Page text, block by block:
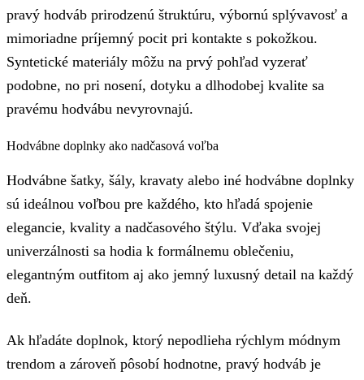
pravý hodváb prirodzenú štruktúru, výbornú splývavosť a
mimoriadne príjemný pocit pri kontakte s pokožkou.
Syntetické materiály môžu na prvý pohľad vyzerať
podobne, no pri nosení, dotyku a dlhodobej kvalite sa
pravému hodvábu nevyrovnajú.
Hodvábne doplnky ako nadčasová voľba
Hodvábne šatky, šály, kravaty alebo iné hodvábne doplnky
sú ideálnou voľbou pre každého, kto hľadá spojenie
elegancie, kvality a nadčasového štýlu. Vďaka svojej
univerzálnosti sa hodia k formálnemu oblečeniu,
elegantným outfitom aj ako jemný luxusný detail na každý
deň.
Ak hľadáte doplnok, ktorý nepodlieha rýchlym módnym
trendom a zároveň pôsobí hodnotne, pravý hodváb je